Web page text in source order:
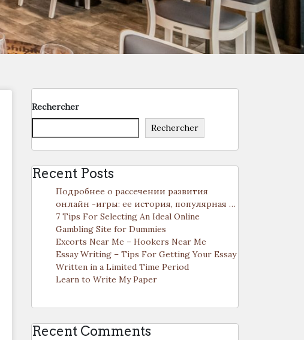
Rechercher
Rechercher
Recent Posts
Подробнее о рассечении развития
онлайн -игры: ее история, популярная …
7 Tips For Selecting An Ideal Online
Gambling Site for Dummies
Excorts Near Me – Hookers Near Me
Essay Writing – Tips For Getting Your Essay
Written in a Limited Time Period
Learn to Write My Paper
Recent Comments